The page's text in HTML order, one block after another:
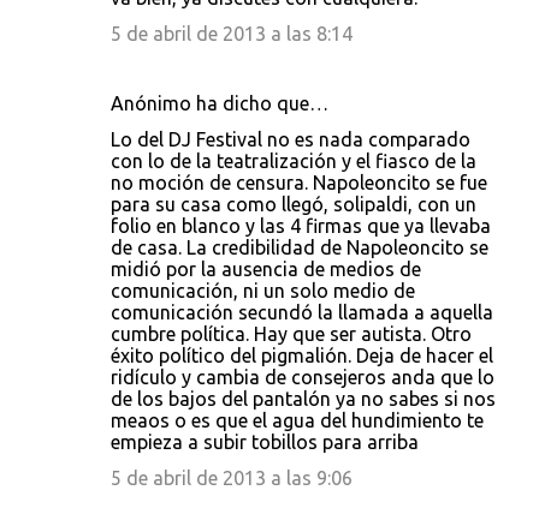
5 de abril de 2013 a las 8:14
Anónimo ha dicho que…
Lo del DJ Festival no es nada comparado
con lo de la teatralización y el fiasco de la
no moción de censura. Napoleoncito se fue
para su casa como llegó, solipaldi, con un
folio en blanco y las 4 firmas que ya llevaba
de casa. La credibilidad de Napoleoncito se
midió por la ausencia de medios de
comunicación, ni un solo medio de
comunicación secundó la llamada a aquella
cumbre política. Hay que ser autista. Otro
éxito político del pigmalión. Deja de hacer el
ridículo y cambia de consejeros anda que lo
de los bajos del pantalón ya no sabes si nos
meaos o es que el agua del hundimiento te
empieza a subir tobillos para arriba
5 de abril de 2013 a las 9:06